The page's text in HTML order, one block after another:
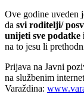
Ove godine uveden
da svi roditelji/
unijeti sve
na to jesu li
Prijava na Javni
na službenim
Varaždina: